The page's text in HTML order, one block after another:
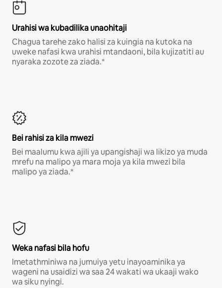
Urahisi wa kubadilika unaohitaji
Chagua tarehe zako halisi za kuingia na kutoka na
uweke nafasi kwa urahisi mtandaoni, bila kujizatiti au
nyaraka zozote za ziada.*
Bei rahisi za kila mwezi
Bei maalumu kwa ajili ya upangishaji wa likizo ya muda
mrefu na malipo ya mara moja ya kila mwezi bila
malipo ya ziada.*
Weka nafasi bila hofu
Imetathminiwa na jumuiya yetu inayoaminika ya
wageni na usaidizi wa saa 24 wakati wa ukaaji wako
wa siku nyingi.